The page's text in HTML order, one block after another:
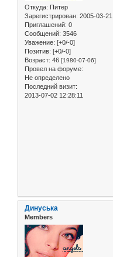
Откуда: Питер
Зарегистрирован: 2005-03-21
Приглашений: 0
Сообщений: 3546
Уважение: [+0/-0]
Позитив: [+0/-0]
Возраст: 46 [1980-07-06]
Провел на форуме:
Не определено
Последний визит:
2013-07-02 12:28:11
Динуська
Members